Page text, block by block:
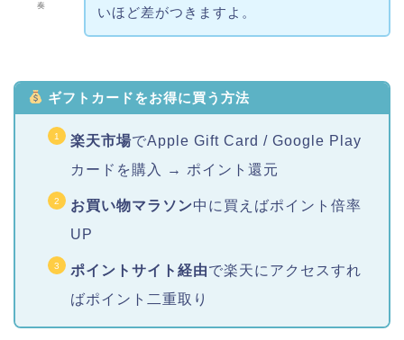
奏
いほど差がつきますよ。
ギフトカードをお得に買う方法
楽天市場でApple Gift Card / Google Play
カードを購入 → ポイント還元
お買い物マラソン中に買えばポイント倍率
UP
ポイントサイト経由で楽天にアクセスすれ
ばポイント二重取り